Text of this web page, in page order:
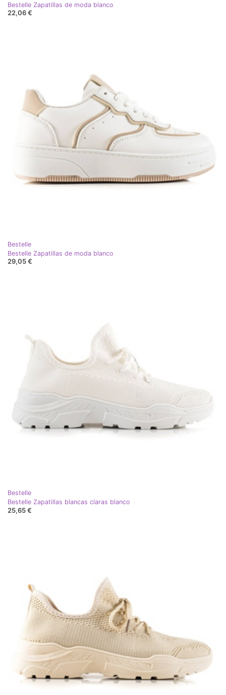
Bestelle Zapatillas de moda blanco
22,06 €
Bestelle
Bestelle Zapatillas de moda blanco
29,05 €
Bestelle
Bestelle Zapatillas blancas claras blanco
25,65 €